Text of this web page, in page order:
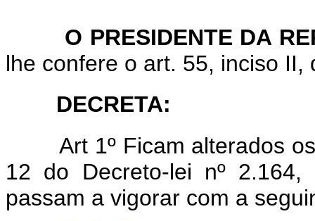
O PRESIDENTE DA
lhe confere o art. 55, inciso II,
DECRETA:
Art 1º Ficam alterados os
12 do Decreto-lei nº
passam a vigorar com a